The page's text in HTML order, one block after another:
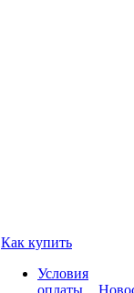
Как купить
Условия
оплаты